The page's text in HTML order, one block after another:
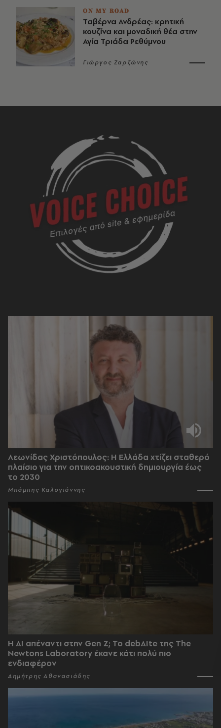
ON MY ROAD
Ταβέρνα Ανδρέας: κρητική
κουζίνα και μοναδική θέα στην
Αγία Τριάδα Ρεθύμνου
Γιώργος Ζαρζώνης
Λεωνίδας Χριστόπουλος: Η Ελλάδα χτίζει σταθερό
πλαίσιο για την οπτικοακουστική δημιουργία έως
το 2030
Μπάμπης Καλογιάννης
Η AI απέναντι στην Gen Z; Το debAIte της The
Newtons Laboratory έκανε κάτι πολύ πιο
ενδιαφέρον
Δημήτρης Αθανασιάδης